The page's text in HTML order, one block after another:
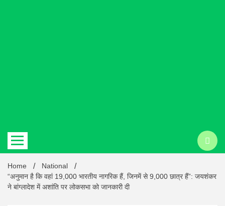
Latest
Home
National
“अनुमान है कि वहां 19,000 भारतीय नागरिक हैं, जिनमें से 9,000 छात्र हैं”: जयशंकर
ने बांग्लादेश में अशांति पर लोकसभा को जानकारी दी